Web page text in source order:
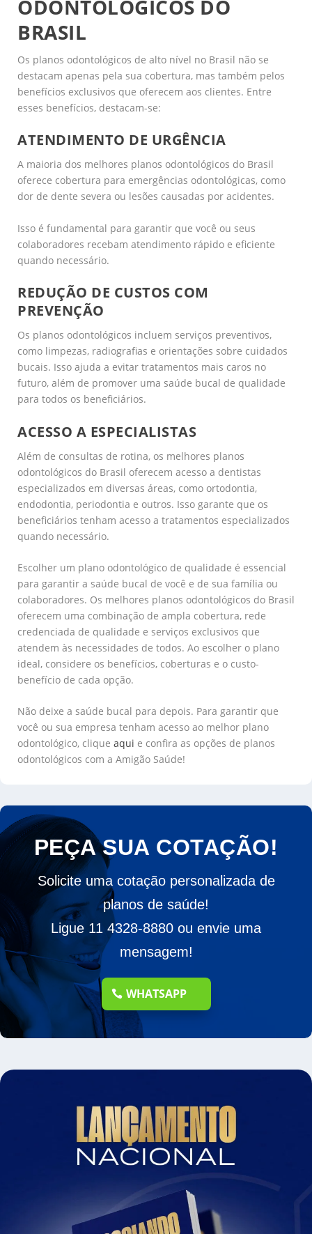
ODONTOLÓGICOS DO
BRASIL
Os planos odontológicos de alto nível no Brasil não se
destacam apenas pela sua cobertura, mas também pelos
benefícios exclusivos que oferecem aos clientes. Entre
esses benefícios, destacam-se:
ATENDIMENTO DE URGÊNCIA
A maioria dos melhores planos odontológicos do Brasil
oferece cobertura para emergências odontológicas, como
dor de dente severa ou lesões causadas por acidentes.
Isso é fundamental para garantir que você ou seus
colaboradores recebam atendimento rápido e eficiente
quando necessário.
REDUÇÃO DE CUSTOS COM
PREVENÇÃO
Os planos odontológicos incluem serviços preventivos,
como limpezas, radiografias e orientações sobre cuidados
bucais. Isso ajuda a evitar tratamentos mais caros no
futuro, além de promover uma saúde bucal de qualidade
para todos os beneficiários.
ACESSO A ESPECIALISTAS
Além de consultas de rotina, os melhores planos
odontológicos do Brasil oferecem acesso a dentistas
especializados em diversas áreas, como ortodontia,
endodontia, periodontia e outros. Isso garante que os
beneficiários tenham acesso a tratamentos especializados
quando necessário.
Escolher um plano odontológico de qualidade é essencial
para garantir a saúde bucal de você e de sua família ou
colaboradores. Os melhores planos odontológicos do Brasil
oferecem uma combinação de ampla cobertura, rede
credenciada de qualidade e serviços exclusivos que
atendem às necessidades de todos. Ao escolher o plano
ideal, considere os benefícios, coberturas e o custo-
benefício de cada opção.
Não deixe a saúde bucal para depois. Para garantir que
você ou sua empresa tenham acesso ao melhor plano
odontológico, clique aqui e confira as opções de planos
odontológicos com a Amigão Saúde!
PEÇA SUA COTAÇÃO!
Solicite uma cotação personalizada de
planos de saúde!
Ligue 11 4328-8880 ou envie uma
mensagem!
WHATSAPP